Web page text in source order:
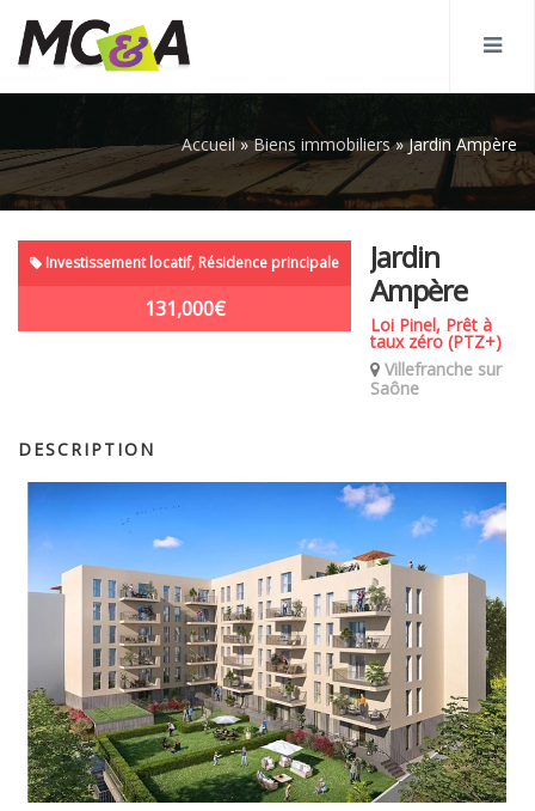
Accueil»Biens immobiliers»Jardin Ampère
Investissement locatif, Résidence principale
131,000€
Jardin
Ampère
Loi Pinel, Prêt à
taux zéro (PTZ+)
Villefranche sur
Saône
DESCRIPTION